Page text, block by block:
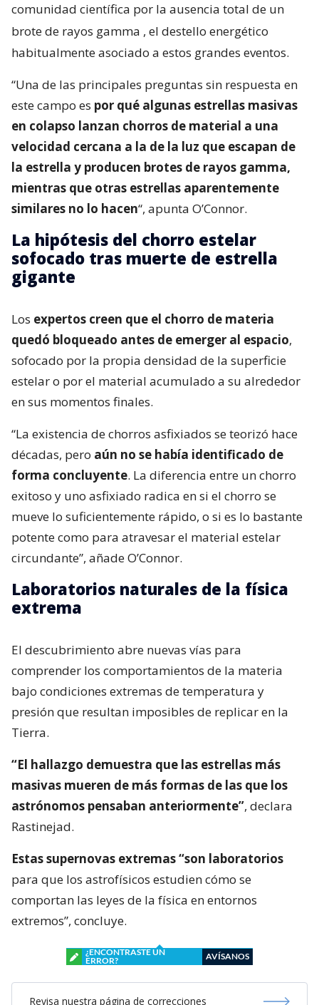
comunidad científica por la ausencia total de un
brote de rayos gamma , el destello energético
habitualmente asociado a estos grandes eventos.
“Una de las principales preguntas sin respuesta en
este campo es por qué algunas estrellas masivas
en colapso lanzan chorros de material a una
velocidad cercana a la de la luz que escapan de
la estrella y producen brotes de rayos gamma,
mientras que otras estrellas aparentemente
similares no lo hacen“, apunta O’Connor.
La hipótesis del chorro estelar
sofocado tras muerte de estrella
gigante
Los expertos creen que el chorro de materia
quedó bloqueado antes de emerger al espacio,
sofocado por la propia densidad de la superficie
estelar o por el material acumulado a su alrededor
en sus momentos finales.
“La existencia de chorros asfixiados se teorizó hace
décadas, pero aún no se había identificado de
forma concluyente. La diferencia entre un chorro
exitoso y uno asfixiado radica en si el chorro se
mueve lo suficientemente rápido, o si es lo bastante
potente como para atravesar el material estelar
circundante”, añade O’Connor.
Laboratorios naturales de la física
extrema
El descubrimiento abre nuevas vías para
comprender los comportamientos de la materia
bajo condiciones extremas de temperatura y
presión que resultan imposibles de replicar en la
Tierra.
“El hallazgo demuestra que las estrellas más
masivas mueren de más formas de las que los
astrónomos pensaban anteriormente”, declara
Rastinejad.
Estas supernovas extremas “son laboratorios
para que los astrofísicos estudien cómo se
comportan las leyes de la física en entornos
extremos”, concluye.
¿ENCONTRASTE UN
ERROR?
AVÍSANOS
Revisa nuestra página de correcciones